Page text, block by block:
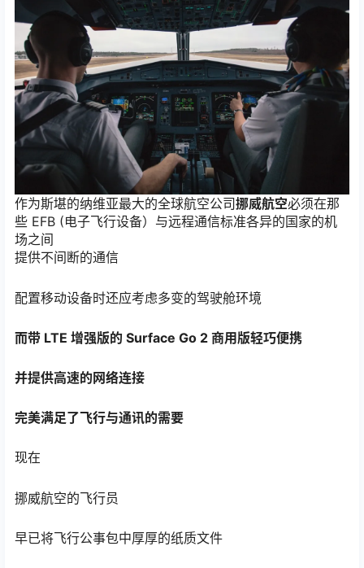
作为斯堪的纳维亚最大的全球航空公司挪威航空必须在那
些 EFB (电子飞行设备）与远程通信标准各异的国家的机
场之间
提供不间断的通信
配置移动设备时还应考虑多变的驾驶舱环境
而带 LTE 增强版的 Surface Go 2 商用版轻巧便携
并提供高速的网络连接
完美满足了飞行与通讯的需要
现在
挪威航空的飞行员
早已将飞行公事包中厚厚的纸质文件